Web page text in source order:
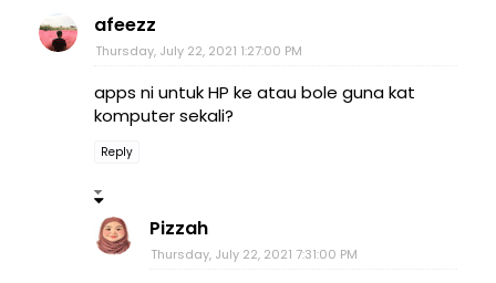
afeezz
Thursday, July 22, 2021 1:27:00 PM
apps ni untuk HP ke atau bole guna kat
komputer sekali?
Reply
Pizzah
Thursday, July 22, 2021 7:31:00 PM